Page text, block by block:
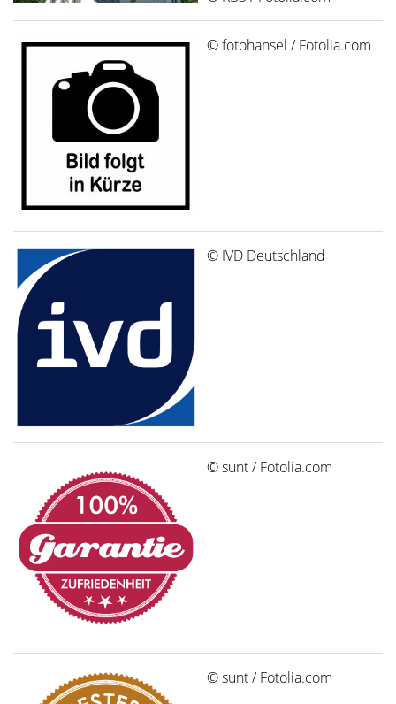
© fotohansel / Fotolia.com
© IVD Deutschland
© sunt / Fotolia.com
© sunt / Fotolia.com